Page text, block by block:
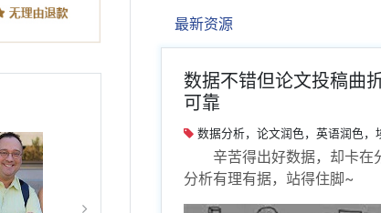
最新资源
数据不错但论文投稿曲
可靠
数据分析，论文润色，英语润色，
辛苦得出好数据，却卡
分析有理有据，站得住脚~